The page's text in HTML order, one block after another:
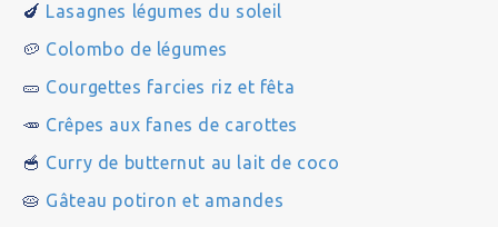
🍆 Lasagnes légumes du soleil
🥔 Colombo de légumes
🥒 Courgettes farcies riz et fêta
🥕 Crêpes aux fanes de carottes
🥣 Curry de butternut au lait de coco
🥧 Gâteau potiron et amandes